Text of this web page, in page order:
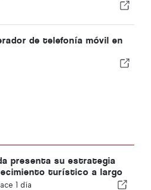
de telefonía móvil en
presenta su estrategia
turístico a largo
1 día